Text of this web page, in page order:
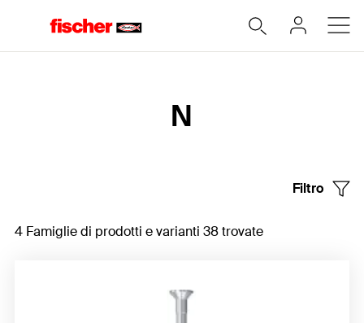
N
Filtro
4 Famiglie di prodotti e varianti 38 trovate